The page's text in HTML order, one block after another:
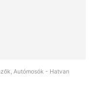
Autómosók - Hatvan